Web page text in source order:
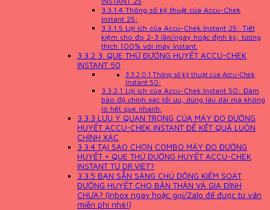
3.3.1.4 Thông số kỹ thuật của Accu-Chek
Instant 25:
3.3.1.5 Lợi ích của Accu-Chek Instant 25: Tiết
kiệm cho đo 2-3 lần/ngày hoặc định kỳ, tương
thích 100% với máy Instant.
3.3.2 3. QUE THỬ ĐƯỜNG HUYẾT ACCU-CHEK
INSTANT 50
3.3.2.0.1 Thông số kỹ thuật của Accu-Chek
Instant 50:
3.3.2.1 Lợi ích của Accu-Chek Instant 50: Đảm
bảo độ chính xác tối ưu, dùng lâu dài mà không
lo hết que nhanh.
3.3.3 LƯU Ý QUAN TRỌNG CỦA MÁY ĐO ĐƯỜNG
HUYẾT ACCU-CHEK INSTANT ĐỂ KẾT QUẢ LUÔN
CHÍNH XÁC
3.3.4TẠI SAO CHỌN COMBO MÁY ĐO ĐƯỜNG
HUYẾT + QUE THỬ ĐƯỜNG HUYẾT ACCU-CHEK
INSTANT TỪ DR.VIET?
3.3.5 BẠN SẴN SÀNG CHỦ ĐỘNG KIỂM SOÁT
ĐƯỜNG HUYẾT CHO BẢN THÂN VÀ GIA ĐÌNH
CHƯA? (Inbox ngay hoặc gọi/Zalo để được tư vấn
miễn phí nhé!)